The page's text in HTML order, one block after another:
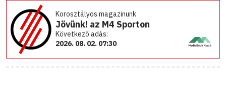
Korosztályos magazinunk
Jövünk! az M4 Sporton
Következő adás:
2026. 08. 02. 07:30